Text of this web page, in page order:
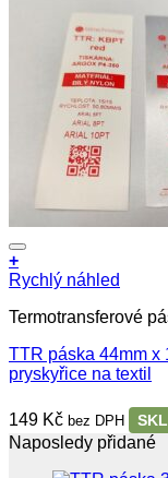
+
Rychlý náhled
Termotransferové
TTR páska 44mm x
pryskyřice na textil
149 Kč bez DPH
Naposledy přidané